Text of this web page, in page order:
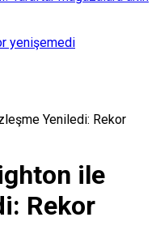
yenişemedi
Yeniledi: Rekor
ile
Rekor